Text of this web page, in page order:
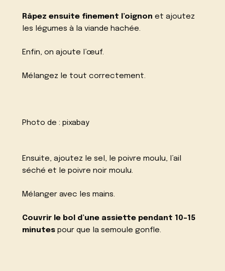
Râpez ensuite finement l’oignon et ajoutez
les légumes à la viande hachée.
Enfin, on ajoute l’œuf.
Mélangez le tout correctement.
Photo de :pixabay
Ensuite, ajoutez le sel, le poivre moulu, l’ail
séché et le poivre noir moulu.
Mélanger avec les mains.
Couvrir le bol d’une assiette pendant 10-15
minutes pour que la semoule gonfle.